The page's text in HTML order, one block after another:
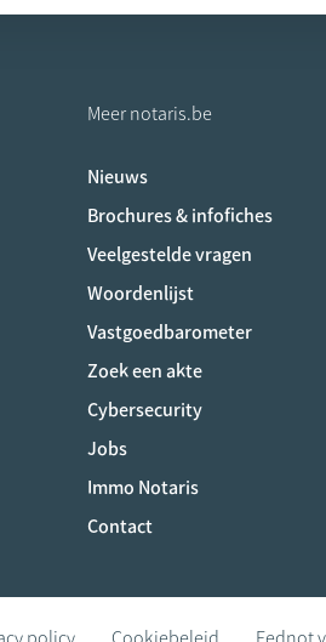
Meer notaris.be
Nieuws
Brochures & infofiches
Veelgestelde vragen
Woordenlijst
Vastgoedbarometer
Zoek een akte
Cybersecurity
Jobs
Immo Notaris
Contact